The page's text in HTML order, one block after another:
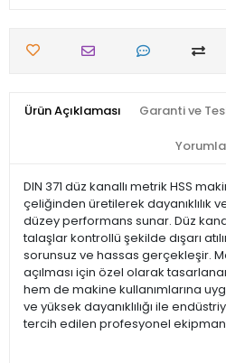
Ürün Açıklaması Garanti ve
DIN 371 düz kanallı metrik HSS
çeliğinden üretilerek dayanıklılık
düzey performans sunar. Düz
talaşlar kontrollü şekilde dışarı
sorunsuz ve hassas gerçekleşir.
açılması için özel olarak
hem de makine kullanımlarına
ve yüksek dayanıklılığı ile
tercih edilen profesyonel